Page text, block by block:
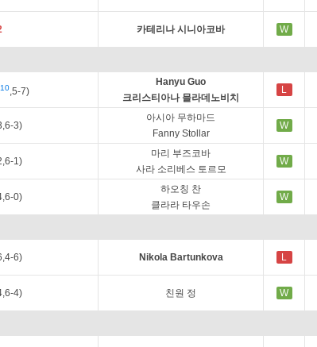
카테리나 시니아코바 W
10,5-7)
Hanyu Guo
크리스티아나 믈라데노비치
L
3)
아시아 무하마드
Fanny Stollar
W
1)
마리 부즈코바
사라 소리베스 토르모
W
0)
하오칭 찬
클라라 타우손
W
6) Nikola Bartunkova L
4) 친원 정 W